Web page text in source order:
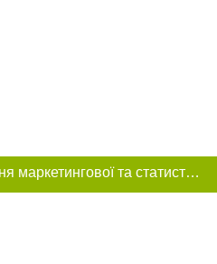
Цей сайт використовує «cookies». Також веб-сайт використовує інтернет-сервіс для збору технічних даних стосовно відвідувачів з метою отримання маркетингової та статистичної інформації. Умови обробки даних відвідувачів сайту див.